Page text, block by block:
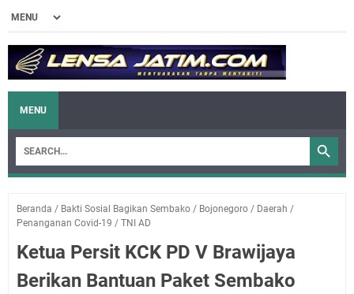
MENU
Beranda / Bakti Sosial Bagikan Sembako / Bojonegoro / Daerah /
Penanganan Covid-19 / TNI AD
Ketua Persit KCK PD V Brawijaya
Berikan Bantuan Paket Sembako